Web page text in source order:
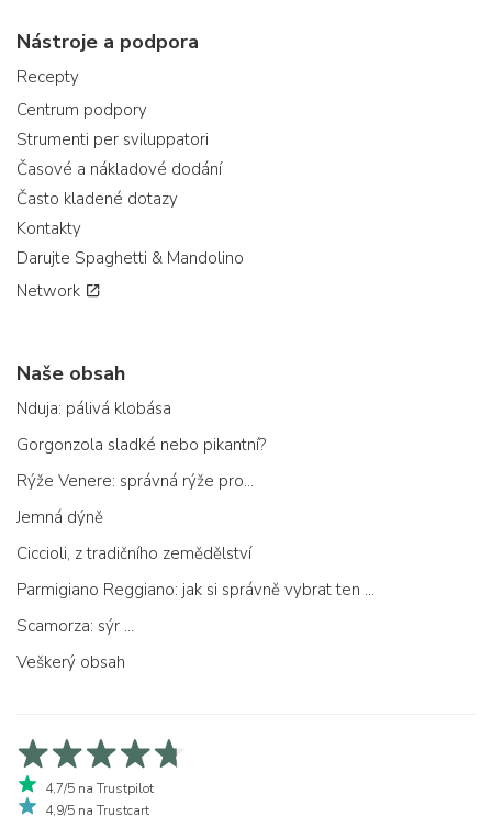
Nástroje a podpora
Recepty
Centrum podpory
Strumenti per sviluppatori
Časové a nákladové dodání
Často kladené dotazy
Kontakty
Darujte Spaghetti & Mandolino
Network
Naše obsah
Nduja: pálivá klobása
Gorgonzola sladké nebo pikantní?
Rýže Venere: správná rýže pro...
Jemná dýně
Ciccioli, z tradičního zemědělství
Parmigiano Reggiano: jak si správně vybrat ten pravý
Scamorza: sýr ...
Veškerý obsah
4,7/5 na Trustpilot
4,9/5 na Trustcart